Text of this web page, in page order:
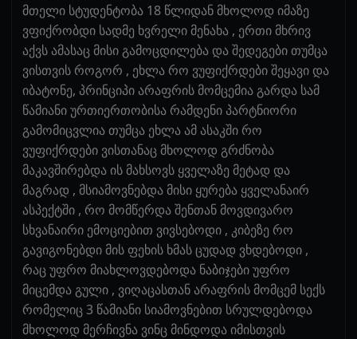
მთელი სტუდენტობა 18 წლიდან მხოლოდ იმაზე
ვფიქრობდი სადმე ხვრელი მენახა , ერთი მხრივ
აქვს ამასაც მისი გამოცდილება და შედეგები თუმცა
ვისთვის როგორ , ეხლა რო ვუფიქრდები შეყავი და
იბატონე, პრინციპი არაფრის მომცემია გარდა სამ
წამიანი ურთიერთობისა რამდენი პარტნიორი
გამომიცვლია თუმცა ეხლა ამ ასაკში რო
ვუფიქრდები ვისთანაც მხოლოდ გრძნობა
მაკავშირებდა ის მახსოვს ყველაზე მეტად და
მაგრად , მსიამოვნებდა მისი ყურება ყველანაირ
ასპექტში , რო მომწერდა შენთან მოვდივარო
სხვანაირი ემოციებით ვივსებოდი , კიბეზე რო
გავიგონებდი მის ფეხის ხმას ცუდად ვხდებოდი ,
რაც უფრო მიახლოვდებოდა ნაბიჯები უფრო
მიცემდა გული , ვიღაცასთან არაფრის მომცემ სექს
რომელიც 3 წამიანი სიამოვნებით სრულდებოდა
მხოლოდ მერჩივნა ვინც მინდოდა იმისთვის